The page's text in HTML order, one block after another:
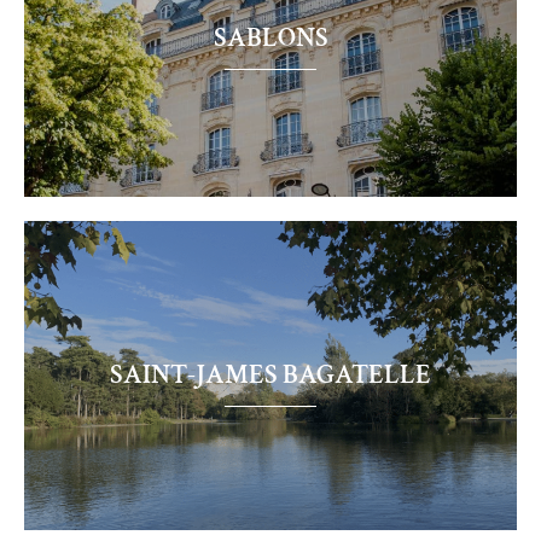
SABLONS
Sablons
SAINT-JAMES BAGATELLE
Saint-
James
Bagatelle